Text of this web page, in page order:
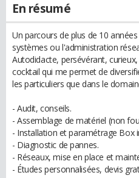
En résumé
Un parcours de plus de 10
systèmes ou l'administration
Autodidacte, persévérant,
cocktail qui me permet de
les particuliers que dans le
- Audit, conseils.
- Assemblage de matériel (non
- Installation et paramétrage Box
- Diagnostic de pannes.
- Réseaux, mise en place et
- Études personnalisées, devis